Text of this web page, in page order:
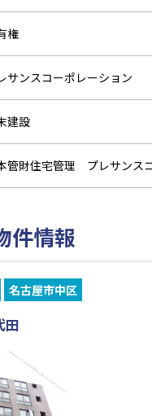
権
サンスコーポレーション
建設
管財住宅管理 プレサンス
件情報
名古屋市中区
田